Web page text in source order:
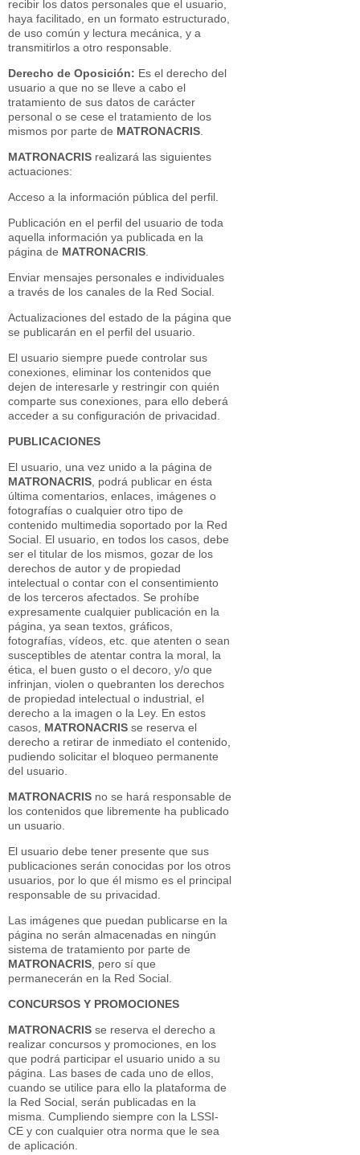
recibir los datos personales que el usuario,
haya facilitado, en un formato estructurado,
de uso común y lectura mecánica, y a
transmitirlos a otro responsable.
Derecho de Oposición: Es el derecho del
usuario a que no se lleve a cabo el
tratamiento de sus datos de carácter
personal o se cese el tratamiento de los
mismos por parte de MATRONACRIS
MATRONACRIS realizará las siguientes
actuaciones:
Acceso a la información pública del perfil.
Publicación en el perfil del usuario de toda
aquella información ya publicada en la
página de MATRONACRIS
Enviar mensajes personales e individuales
a través de los canales de la Red Social.
Actualizaciones del estado de la página que
se publicarán en el perfil del usuario.
El usuario siempre puede controlar sus
conexiones, eliminar los contenidos que
dejen de interesarle y restringir con quién
comparte sus conexiones, para ello deberá
acceder a su configuración de privacidad.
PUBLICACIONES
El usuario, una vez unido a la página de
MATRONACRIS , podrá publicar en ésta
última comentarios, enlaces, imágenes o
fotografías o cualquier otro tipo de
contenido multimedia soportado por la Red
Social. El usuario, en todos los casos, debe
ser el titular de los mismos, gozar de los
derechos de autor y de propiedad
intelectual o contar con el consentimiento
de los terceros afectados. Se prohíbe
expresamente cualquier publicación en la
página, ya sean textos, gráficos,
fotografías, vídeos, etc. que atenten o sean
susceptibles de atentar contra la moral, la
ética, el buen gusto o el decoro, y/o que
infrinjan, violen o quebranten los derechos
de propiedad intelectual o industrial, el
derecho a la imagen o la Ley. En estos
casos, MATRONACRIS se reserva el
derecho a retirar de inmediato el contenido,
pudiendo solicitar el bloqueo permanente
del usuario.
MATRONACRIS no se hará responsable de
los contenidos que libremente ha publicado
un usuario.
El usuario debe tener presente que sus
publicaciones serán conocidas por los otros
usuarios, por lo que él mismo es el principal
responsable de su privacidad.
Las imágenes que puedan publicarse en la
página no serán almacenadas en ningún
sistema de tratamiento por parte de
MATRONACRIS , pero sí que
permanecerán en la Red Social.
CONCURSOS Y PROMOCIONES
MATRONACRIS se reserva el derecho a
realizar concursos y promociones, en los
que podrá participar el usuario unido a su
página. Las bases de cada uno de ellos,
cuando se utilice para ello la plataforma de
la Red Social, serán publicadas en la
misma. Cumpliendo siempre con la LSSI-
CE y con cualquier otra norma que le sea
de aplicación.